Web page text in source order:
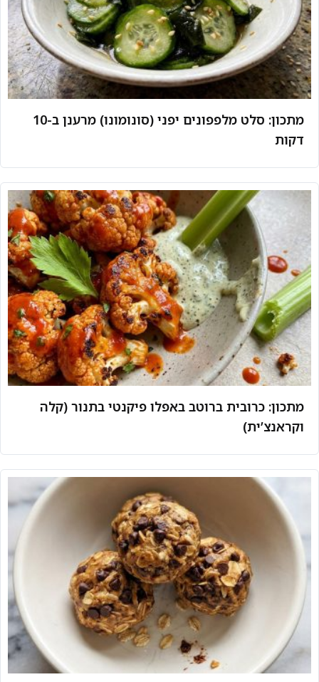
מתכון: סלט מלפפונים יפני (סונומונו) מרענן ב-10
דקות
מתכון: כרובית ברוטב באפלו פיקנטי בתנור (קלה
וקראנצ’ית)